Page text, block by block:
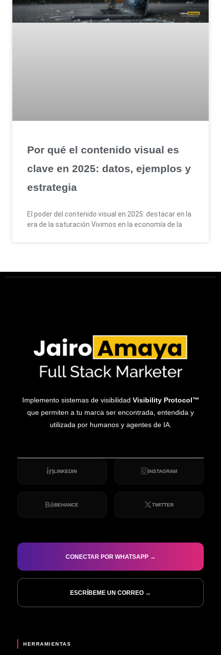
Por qué el contenido visual es
clave en 2025: datos, ejemplos y
estrategia
El poder del contenido visual en 2025: destacar en la
era de la saturación Vivimos en la economía de la
Implemento sistemas de visibilidad Visibility Protocol™
que permiten a tu marca ser encontrada, entendida y
utilizada por humanos y agentes de IA.
LINKEDIN INSTAGRAM
BEHANCE TWITTER
CONECTAR POR WHATSAPP →
ESCRÍBEME UN CORREO →
HERRAMIENTAS